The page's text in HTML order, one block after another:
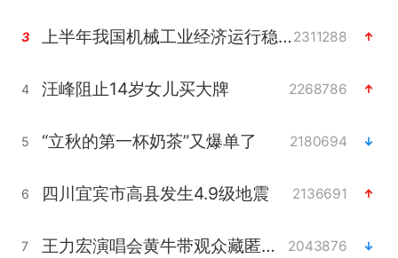
3 上半年我国机械工业经济运行稳中有进2311288
4 汪峰阻止14岁女儿买大牌 2268786
5 “立秋的第一杯奶茶”又爆单了 2180694
6 四川宜宾市高县发生4.9级地震 2136691
7 王力宏演唱会黄牛带观众藏匿被查获 2043876